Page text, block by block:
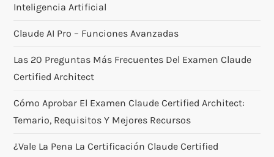
Inteligencia Artificial
Claude AI Pro – Funciones Avanzadas
Las 20 Preguntas Más Frecuentes Del Examen Claude
Certified Architect
Cómo Aprobar El Examen Claude Certified Architect:
Temario, Requisitos Y Mejores Recursos
¿Vale La Pena La Certificación Claude Certified